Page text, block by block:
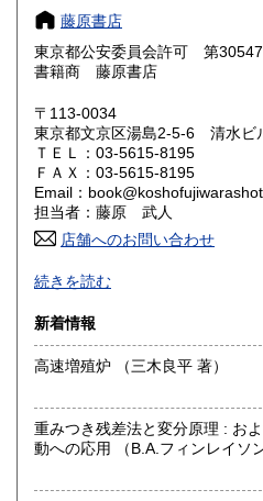
奈良県
鳥取県 600円
岡山県
山口県 600円
香川県 600円
高知県 600円
佐賀県
熊本県 600円
沖縄県 600円
藤原書店
東京都公安委員会許可 第
書籍商 藤原書店
〒113-0034
東京都文京区湯島2-5-6 清水ビ
ＴＥＬ：03-5615-8195
ＦＡＸ：03-5615-8195
Email：
担当者：藤原 武人
店舗へのお問い合わせ
【通信販売専門 (ご来店不可)】
※大変申し訳ございませんが、
書籍の状態等、ご不明な点・気
メールアドレス【
※販売書籍につきまして【お電
品在庫を確認するためお時間を
続きを読む
新着情報
高速増殖炉 （三木良平 著）
重みつき残差法と変分原理 : お
動への応用 （B.A.フィンレイソン 著 ; 鷲津久一郎, 山本善之,